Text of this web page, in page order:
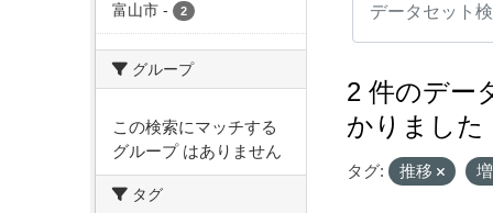
富山市 - 2
グループ
この検索にマッチする
グループ はありません
タグ
2 件のデー
かりました
タグ: 推移